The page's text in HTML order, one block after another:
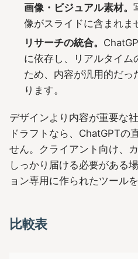
画像・ビジュアル素材。
像がスライドに含まれま
リサーチの統合。
に依存し、リアルタイム
ため、内容が汎用的だっ
ります。
デザインより内容が重要な
ドラフトなら、ChatGPTの
せん。クライアント向け、
しっかり届ける必要がある
ョン専用に作られたツール
比較表